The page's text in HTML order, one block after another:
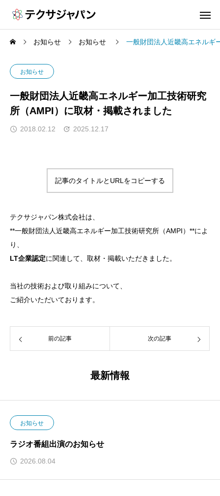
お知らせ お知らせ 一般財団法人近畿高エネルギ
お知らせ
一般財団法人近畿高エネルギー加工技術研究
所（AMPI）に取材・掲載されました
2018.02.12 2025.12.17
記事のタイトルとURLをコピーする
テクサジャパン株式会社は、
**一般財団法人近畿高エネルギー加工技術研究所（AMPI）**によ
り、
LT企業認定に関連して、取材・掲載いただきました。
当社の技術および取り組みについて、
ご紹介いただいております。
前の記事 次の記事
最新情報
お知らせ
ラジオ番組出演のお知らせ
2026.08.04